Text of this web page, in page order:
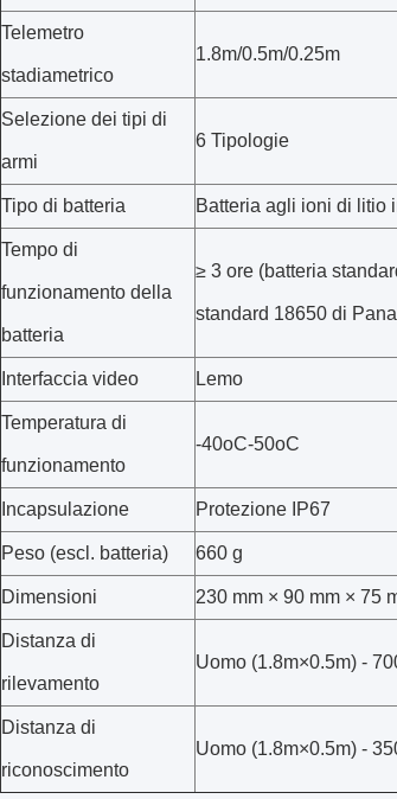
Telemetro
stadiametrico
1.8m/0.5m/0.25m
Selezione dei tipi di
armi
6 Tipologie
Tipo di batteria Batteria agli ioni di litio
Tempo di
funzionamento della
batteria
≥ 3 ore (batteria
standard 18650 di
Interfaccia video Lemo
Temperatura di
funzionamento
-40oC-50oC
Incapsulazione Protezione IP67
Peso (escl. batteria) 660 g
Dimensioni 230 mm × 90 mm × 75
Distanza di
rilevamento
Uomo (1.8m×0.5m) -
Distanza di
riconoscimento
Uomo (1.8m×0.5m) -